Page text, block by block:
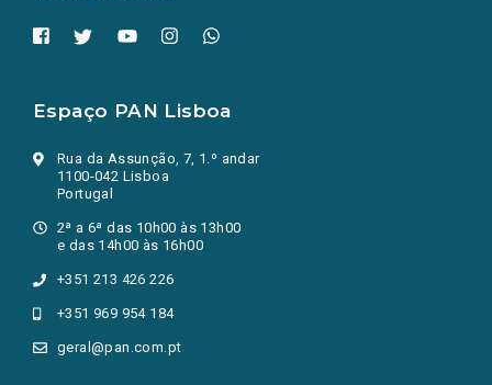
Espaço PAN Lisboa
Rua da Assunção, 7, 1.º andar
1100-042 Lisboa
Portugal
2ª a 6ª das 10h00 às 13h00
e das 14h00 às 16h00
+351 213 426 226
+351 969 954 184
geral@pan.com.pt